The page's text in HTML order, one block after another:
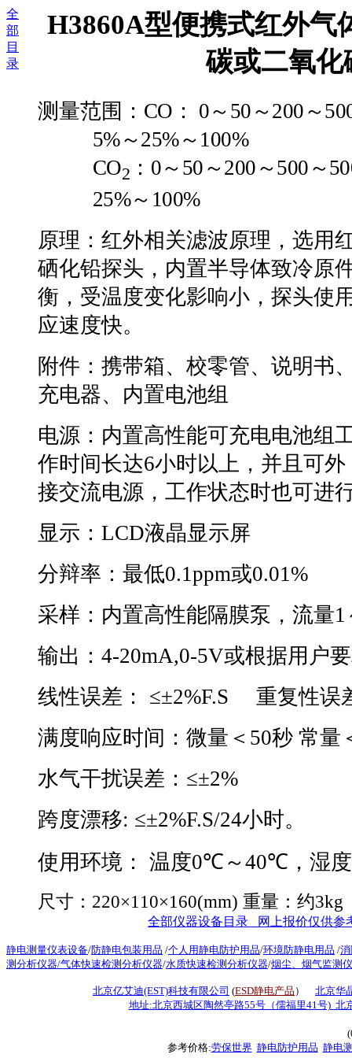
全
部
目
录
H3860A型便携式红外气
碳或二氧化
测量范围： CO ： 0～ 50 ～200 ～
5%～25%～ 100%
CO2 ： 0～ 50 ～200 ～500 ～
25%～ 100%
原理：红外相关滤波原理，选用
硒化铅探头，内置半导体致冷原
衡，受温度变化影响小，探头使
应速度快。
附件：携带箱、校零管、说明书
充电器、内置电池组
电源：内置高性能可充电电池组
作时间长达6小时以上，并且可外
接交流电源，工作状态时也可进
显示： LCD液晶显示屏
分辩率：最低0.1ppm或0.01%
采样：内置高性能隔膜泵，流量1
输出： 4-20mA,0-5V或根据用户
线性误差：
≤±2%F.S 重复性误
满度响应时间：微量＜ 50秒 常量
水气干扰误差： ≤±2%
跨度漂移: ≤±2%F.S/24小时。
使用环境：
温度0℃ ～40℃ ，湿度
尺寸： 220×110×160(mm) 重量：约3kg
全部仪器设备目录 网上报价仅供参
静电测量仪表设备/防静电包装用品 /个人用静电防护用品/环境防静电用品 /
测分析仪器/气体快速检测分析仪器/水质快速检测分析仪器/烟尘、烟气监测
北京亿艾迪(EST)科技有限公司 (ESD静电产品 ） 北京华
地址:北京西城区陶然亭路55号（儒福里41号) 北
参考价格:劳保世界 静电防护用品 静电